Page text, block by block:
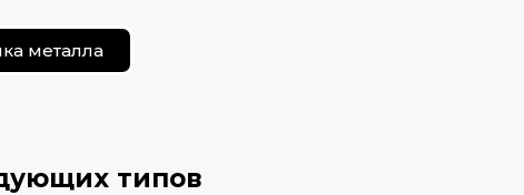
металла
типов